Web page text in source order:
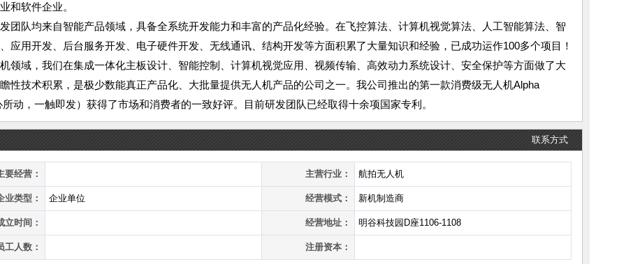
和软件企业。
团队均来自智能产品领域，具备全系统开发能力和丰富的产品化经验。在飞控算法、计算机视觉算法、人工智能算法、智
应用开发、后台服务开发、电子硬件开发、无线通讯、结构开发等方面积累了大量知识和经验，已成功运作100多个项目！
领域，我们在集成一体化主板设计、智能控制、计算机视觉应用、视频传输、高效动力系统设计、安全保护等方面做了大
性技术积累，是极少数能真正产品化、大批量提供无人机产品的公司之一。我公司推出的第一款消费级无人机Alpha
动，一触即发）获得了市场和消费者的一致好评。目前研发团队已经取得十余项国家专利。
联系方式
要经营： 主营行业： 航拍无人机
业类型： 企业单位 经营模式： 新机制造商
立时间： 经营地址： 明谷科技园D座1106-1108
工人数： 注册资本：